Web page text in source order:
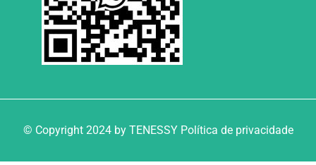
© Copyright 2024 by TENESSY Política de privacidade